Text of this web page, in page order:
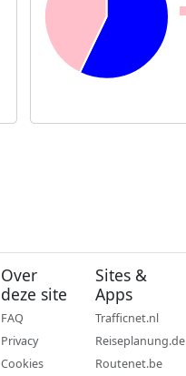
Over
deze site
FAQ
Privacy
Cookies
Sites &
Apps
Trafficnet.nl
Reiseplanung.de
Routenet.be